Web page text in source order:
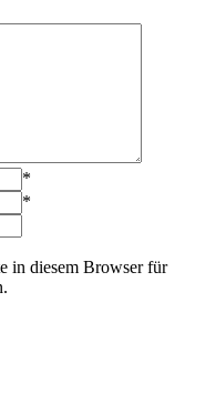
*
*
in diesem Browser für